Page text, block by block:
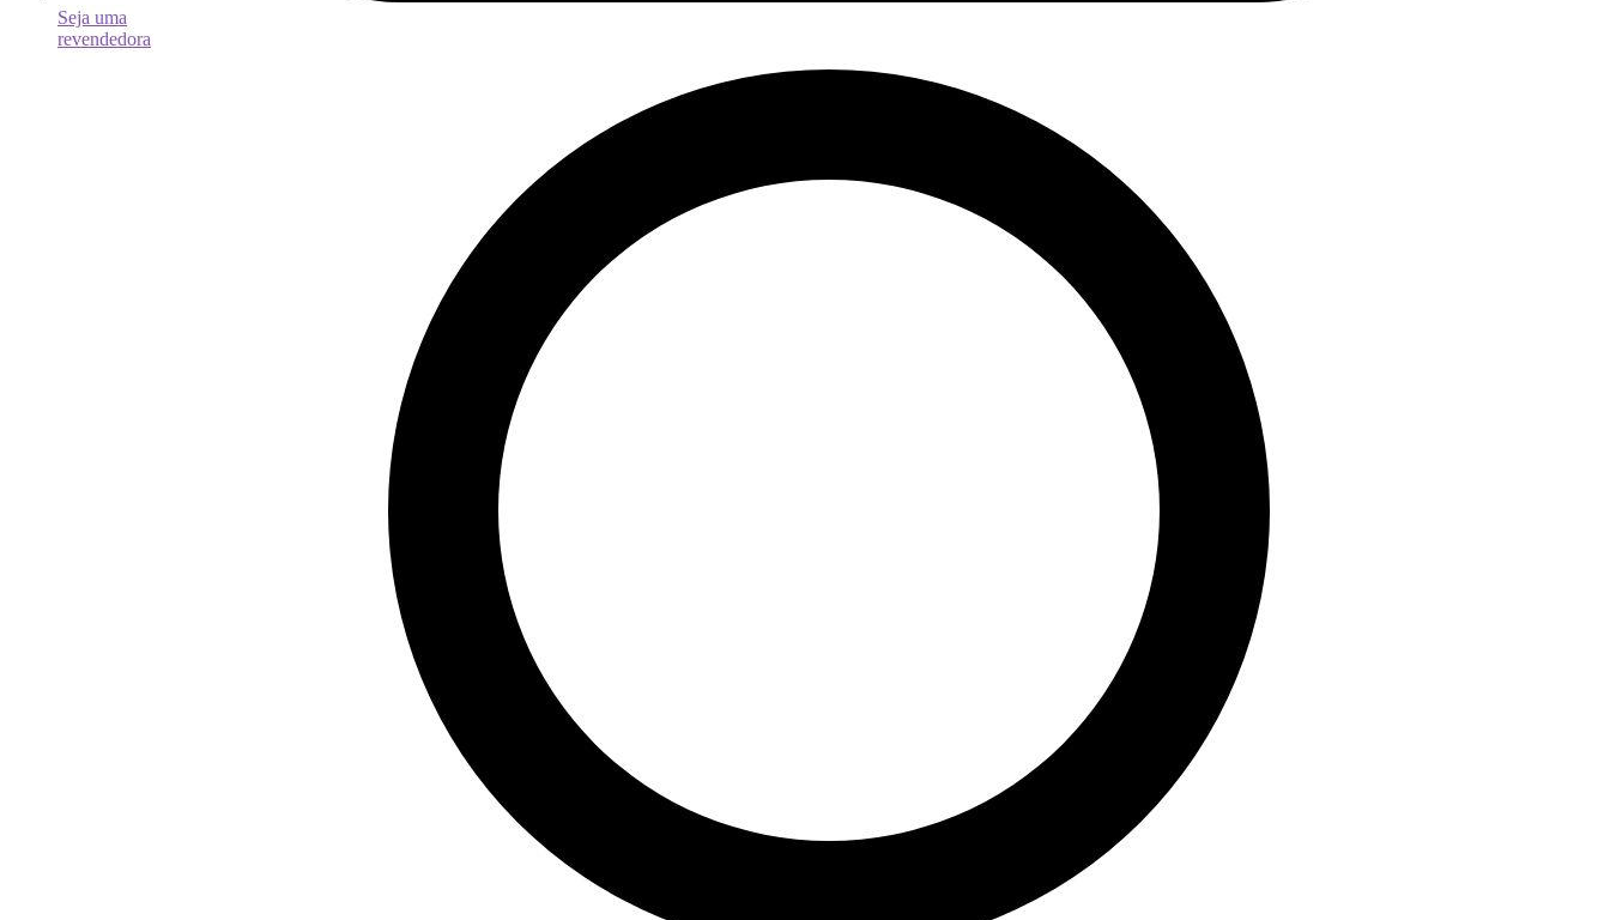
Seja uma
revendedora